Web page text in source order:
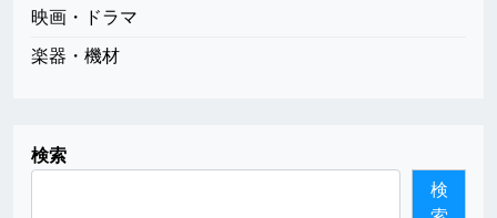
映画・ドラマ
楽器・機材
検索
検